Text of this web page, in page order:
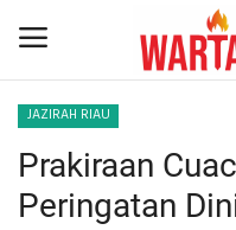
Home
NEWS
JAZIRAH RIAU
Prakiraan
Peringatan